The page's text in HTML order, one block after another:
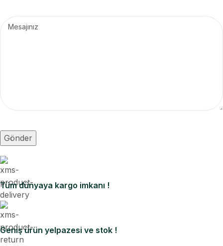
Tüm dünyaya kargo imkanı !
Geniş ürün yelpazesi ve stok !